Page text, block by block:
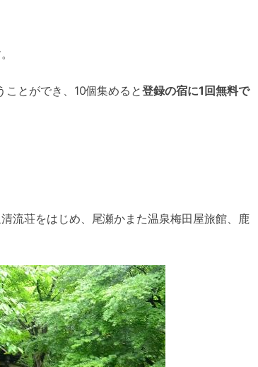
ことができ、10個集めると登録の宿に1回無料で
流荘をはじめ、尾瀬かまた温泉梅田屋旅館、鹿